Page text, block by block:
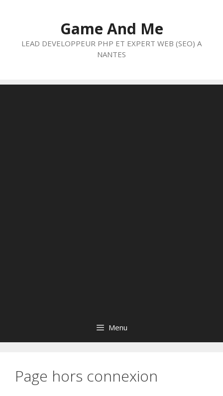
Game And Me
LEAD DEVELOPPEUR PHP ET EXPERT WEB (SEO) A
NANTES
Menu
Page hors connexion